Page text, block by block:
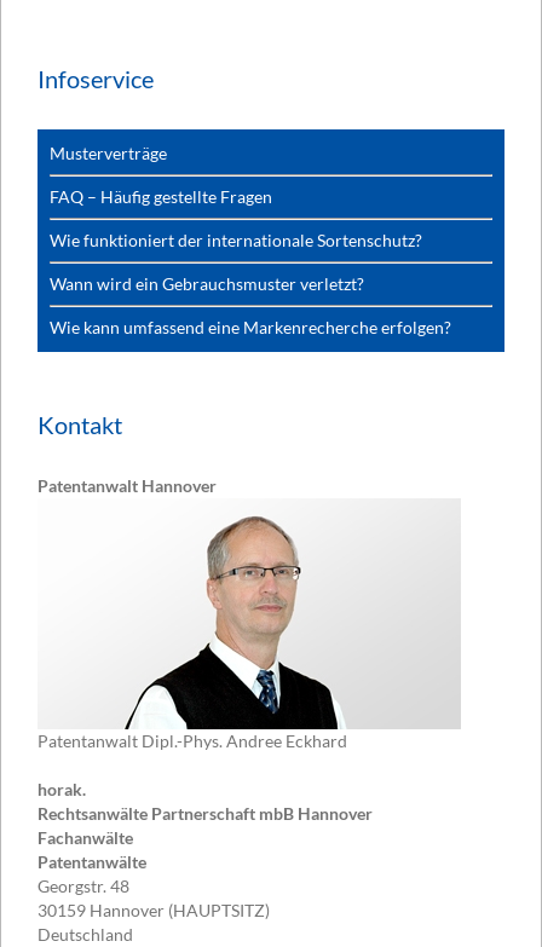
Infoservice
Musterverträge
FAQ – Häufig gestellte Fragen
Wie funktioniert der internationale Sortenschutz?
Wann wird ein Gebrauchsmuster verletzt?
Wie kann umfassend eine Markenrecherche erfolgen?
Kontakt
Patentanwalt Hannover
Patentanwalt Dipl.-Phys. Andree Eckhard
horak.
Rechtsanwälte Partnerschaft mbB Hannover
Fachanwälte
Patentanwälte
Georgstr. 48
30159 Hannover (HAUPTSITZ)
Deutschland